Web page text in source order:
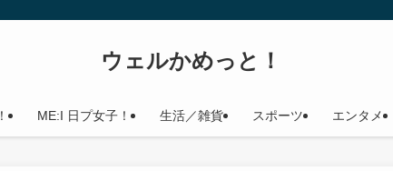
ウェルかめっと！
ME:I 日プ女子！ 生活／雑貨 スポーツ エンタメ